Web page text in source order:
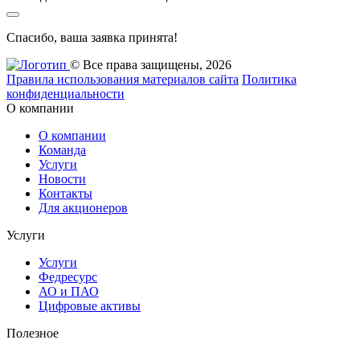
Спасибо, ваша заявка принята!
© Все права защищены, 2026
Правила использования материалов сайта Политика
конфиденциальности
О компании
О компании
Команда
Услуги
Новости
Контакты
Для акционеров
Услуги
Услуги
Федресурс
АО и ПАО
Цифровые активы
Полезное